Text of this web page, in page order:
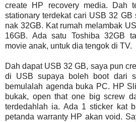
create HP recovery media. Dah
stationary terdekat cari USB 32 GB
nak 32GB. Kat rumah melambak
16GB. Ada satu Toshiba 32GB
movie anak, untuk dia tengok di TV.
Dah dapat USB 32 GB, saya pun
di USB supaya boleh boot dari
bemulalah agenda buka PC. HP
bukak, open that one big screw
terdedahlah ia. Ada 1 sticker kat
petanda warranty HP akan void.